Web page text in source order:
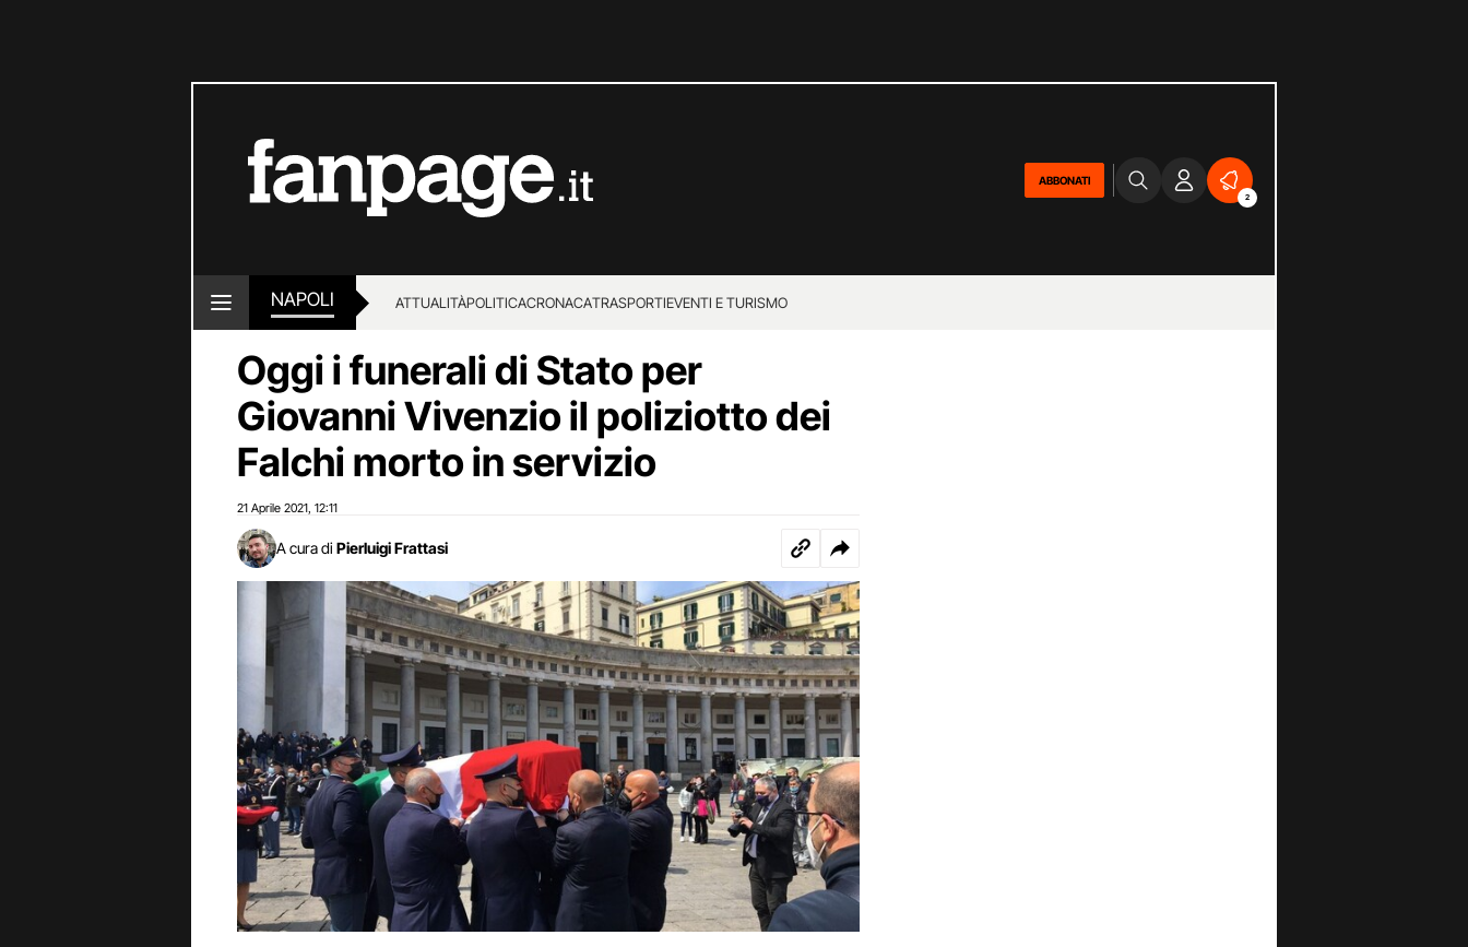
ABBONATI
2
NAPOLI ATTUALITÀPOLITICACRONACATRASPORTIEVENTI E TURISMO
Oggi i funerali di Stato per
Giovanni Vivenzio il poliziotto dei
Falchi morto in servizio
21 Aprile 2021 12:11
A cura di Pierluigi Frattasi